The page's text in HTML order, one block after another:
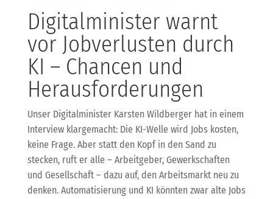
Digitalminister warnt
vor Jobverlusten durch
KI – Chancen und
Herausforderungen
Unser Digitalminister Karsten Wildberger hat in einem
Interview klargemacht: Die KI-Welle wird Jobs kosten,
keine Frage. Aber statt den Kopf in den Sand zu
stecken, ruft er alle – Arbeitgeber, Gewerkschaften
und Gesellschaft – dazu auf, den Arbeitsmarkt neu zu
denken. Automatisierung und KI könnten zwar alte Jobs